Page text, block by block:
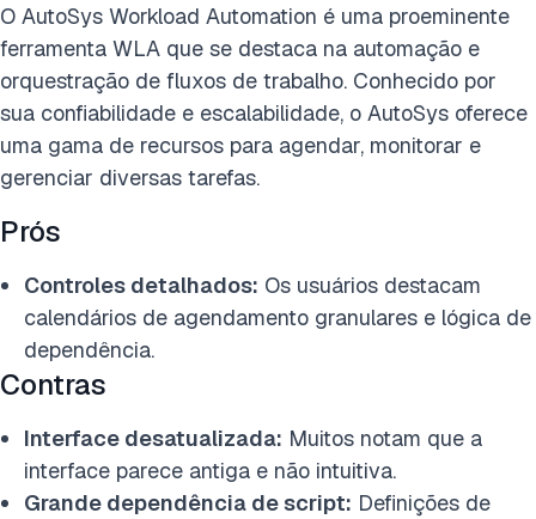
O AutoSys Workload Automation é uma proeminente
ferramenta WLA que se destaca na automação e
orquestração de fluxos de trabalho. Conhecido por
sua confiabilidade e escalabilidade, o AutoSys oferece
uma gama de recursos para agendar, monitorar e
gerenciar diversas tarefas.
Prós
Controles detalhados: Os usuários destacam
calendários de agendamento granulares e lógica de
dependência.
Contras
Interface desatualizada: Muitos notam que a
interface parece antiga e não intuitiva.
Grande dependência de script: Definições de